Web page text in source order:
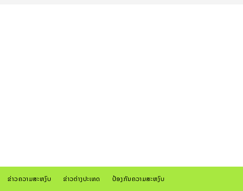
ຂ່າວຄວາມສະຫງົບ ຂ່າວຕ່າງປະເທດ ປ້ອງກັນຄວາມສະຫງົບ